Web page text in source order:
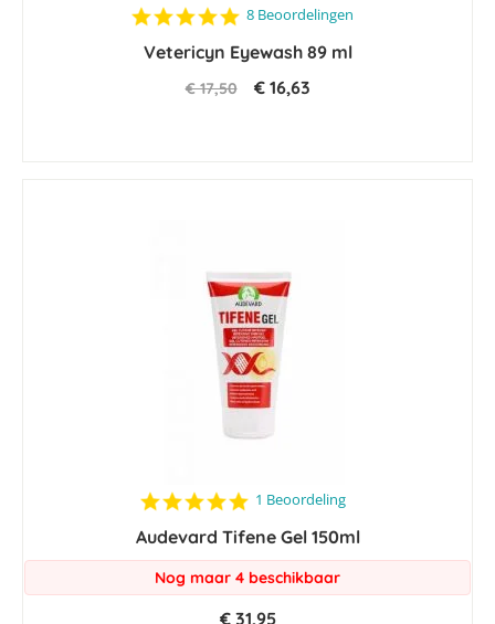
4.8
rating
8 Beoordelingen
Vetericyn Eyewash 89 ml
€ 17,50 € 16,63
5.0
rating
1 Beoordeling
Audevard Tifene Gel 150ml
Nog maar 4 beschikbaar
€ 31,95